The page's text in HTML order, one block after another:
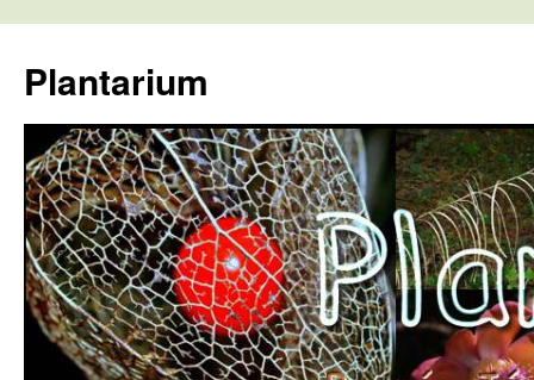
tartalomba
Plantarium